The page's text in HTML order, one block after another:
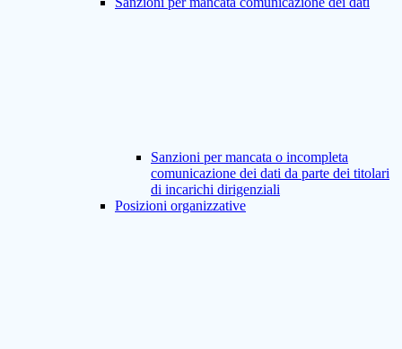
Sanzioni per mancata o incompleta
comunicazione dei dati da parte dei titolari
di incarichi dirigenziali
Posizioni organizzative